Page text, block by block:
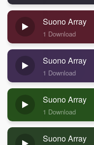
Suono Array
1 Download
Suono Array
1 Download
Suono Array
1 Download
Suono Array